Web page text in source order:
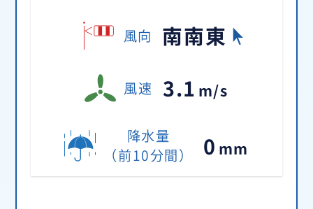
風向 南南東
風速 3.1
降水量
（前10分間）
0